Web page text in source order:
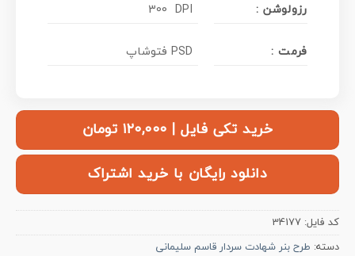
رزولوشن : 300 DPI
فرمت : PSD فتوشاپ
خرید تکی فایل | ۱۲۰,۰۰۰ تومان
دانلود رایگان با خرید اشتراک
کد فایل: 34177
دسته: طرح بنر شهادت سردار قاسم سلیمانی